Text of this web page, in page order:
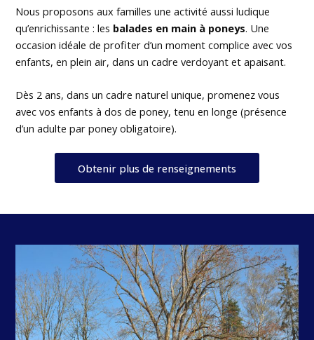
Nous proposons aux familles une activité aussi ludique
qu’enrichissante : les balades en main à poneys. Une
occasion idéale de profiter d’un moment complice avec vos
enfants, en plein air, dans un cadre verdoyant et apaisant.
Dès 2 ans, dans un cadre naturel unique, promenez vous
avec vos enfants à dos de poney, tenu en longe (présence
d’un adulte par poney obligatoire).
Obtenir plus de renseignements